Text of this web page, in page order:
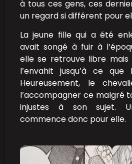
à tous ces gens, ces
un regard si différent pour
La jeune fille qui a été
avait songé à fuir à
elle se retrouve libre mais
l’envahit jusqu’à ce que
Heureusement, le
l’accompagner ce malgré
injustes à son sujet.
commence donc pour elle.